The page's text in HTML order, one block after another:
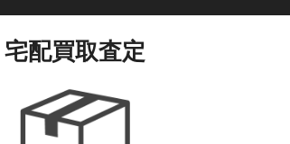
宅配買取査定